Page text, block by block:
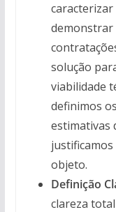
demonstrar
solução
viabilidade
definimos
estimativas
objeto.
Definição
clareza